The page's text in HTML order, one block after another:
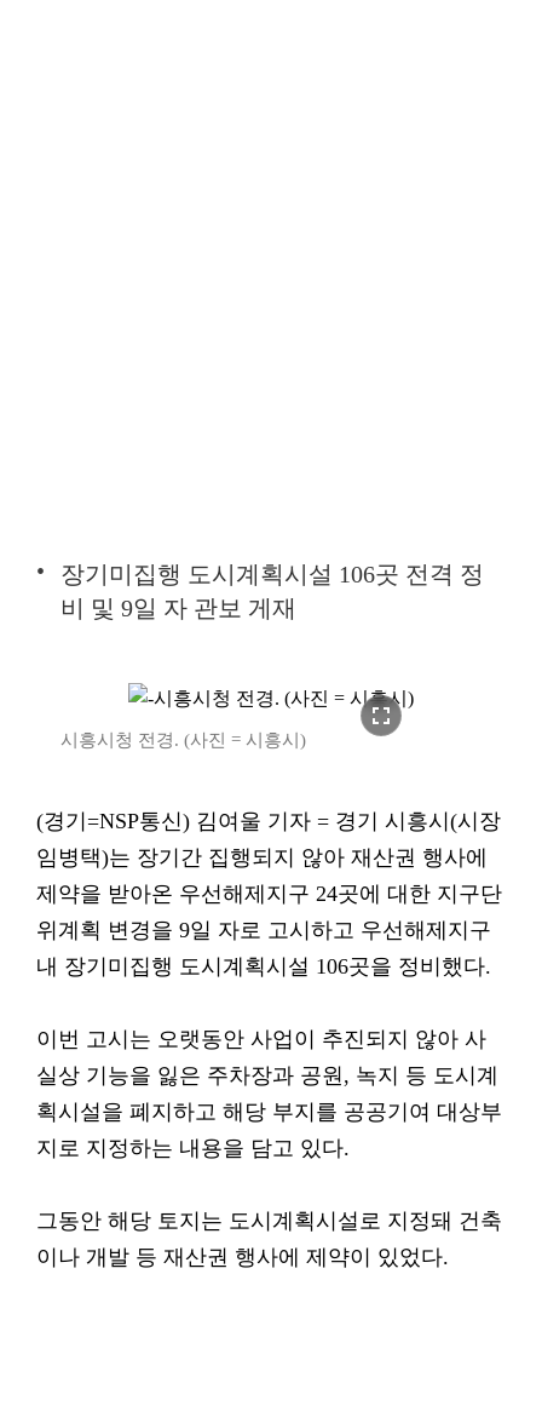
장기미집행 도시계획시설 106곳 전격 정
비 및 9일 자 관보 게재
fullscreen
시흥시청 전경. (사진 = 시흥시)
(경기=NSP통신) 김여울 기자 = 경기 시흥시(시장
임병택)는 장기간 집행되지 않아 재산권 행사에
제약을 받아온 우선해제지구 24곳에 대한 지구단
위계획 변경을 9일 자로 고시하고 우선해제지구
내 장기미집행 도시계획시설 106곳을 정비했다.
이번 고시는 오랫동안 사업이 추진되지 않아 사
실상 기능을 잃은 주차장과 공원, 녹지 등 도시계
획시설을 폐지하고 해당 부지를 공공기여 대상부
지로 지정하는 내용을 담고 있다.
그동안 해당 토지는 도시계획시설로 지정돼 건축
이나 개발 등 재산권 행사에 제약이 있었다.